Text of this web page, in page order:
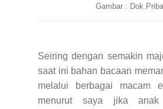
Gambar :
Seiring dengan semakin
saat ini bahan bacaan
melalui berbagai macam
menurut saya jika